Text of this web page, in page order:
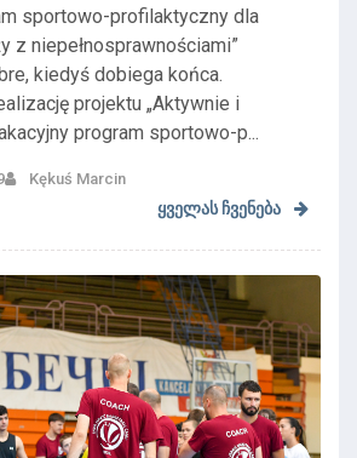
sportowo-profilaktyczny dla
z niepełnosprawnościami”
kiedyś dobiega końca.
projektu „Aktywnie i
program sportowo-p...
Kękuś Marcin
ყველას ჩვენება